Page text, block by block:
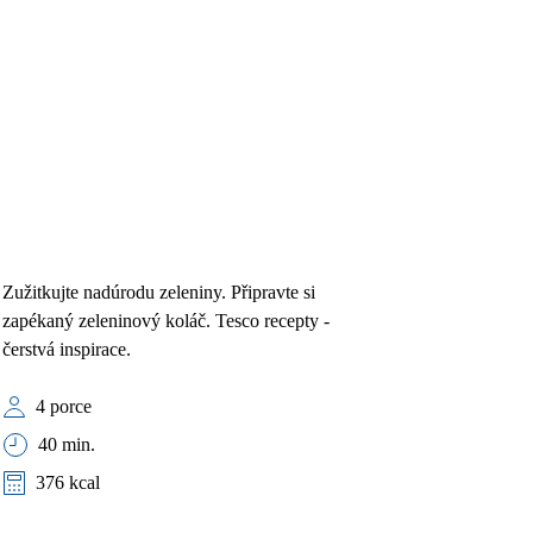
Zužitkujte nadúrodu zeleniny. Připravte si
zapékaný zeleninový koláč. Tesco recepty -
čerstvá inspirace.
4 porce
40 min.
376 kcal